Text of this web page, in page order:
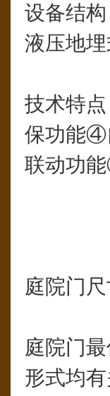
设备结
液压地
技术特
保功能④
联动功
庭院门
庭院门
形式均